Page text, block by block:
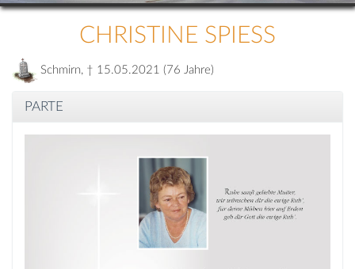
CHRISTINE SPIESS
Schmirn, † 15.05.2021 (76 Jahre)
PARTE